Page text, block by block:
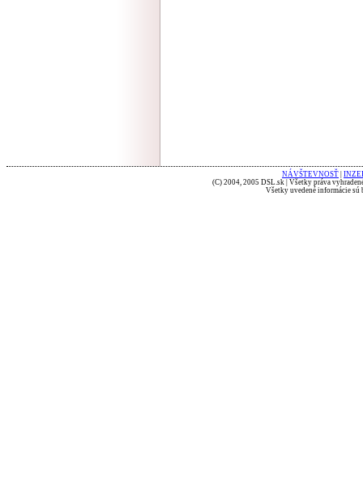
NÁVŠTEVNOSŤ
(C) 2004, 2005 DSL.sk | Všetky práva
Všetky uvedené informácie sú